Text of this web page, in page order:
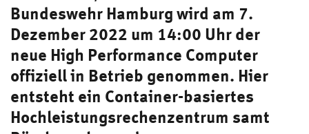
Bundeswehr Hamburg wird am 7.
Dezember 2022 um 14:00 Uhr der
neue High Performance Computer
offiziell in Betrieb genommen. Hier
entsteht ein Container-basiertes
Hochleistungsrechenzentrum samt